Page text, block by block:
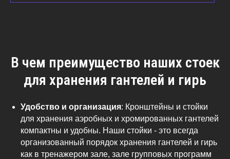
В чем преимущество наших стоек
для хранения гантелей и гирь
Удобство и организация: Кронштейны и стойки
для хранения аэробных и хромированных гантелей
компактны и удобны. Наши стойки - это всегда
организованный порядок хранения гантелей и гирь
как в тренажером зале, зале групповых программ